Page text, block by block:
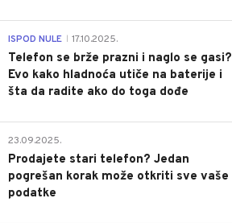
ISPOD NULE 17.10.2025.
Telefon se brže prazni i naglo se gasi?
Evo kako hladnoća utiče na baterije i
šta da radite ako do toga dođe
23.09.2025.
Prodajete stari telefon? Jedan
pogrešan korak može otkriti sve vaše
podatke